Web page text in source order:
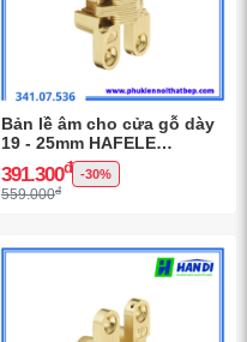
Bản lề âm cho cửa gỗ dày
19 - 25mm HAFELE
341.07.536
391.300đ -30%
559.000đ